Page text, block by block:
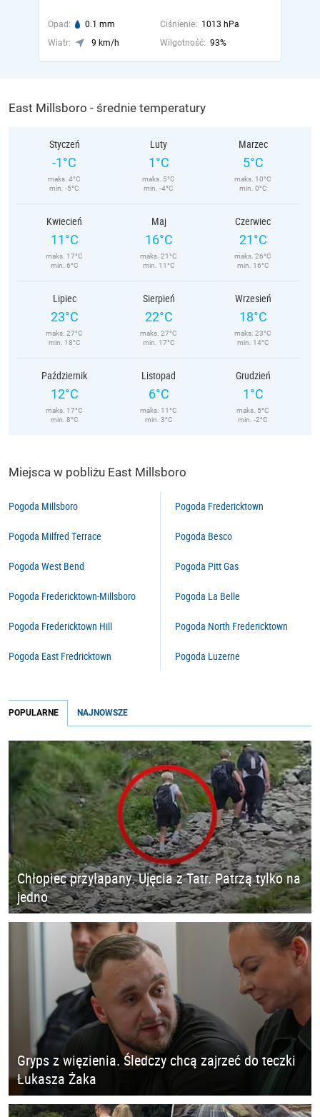
Opad: 0.1 mm Ciśnienie: 1013 hPa
Wiatr:
9 km/h Wilgotność: 93%
East Millsboro - średnie temperatury
Styczeń
-1°C
maks. 4°C
min. -5°C
Luty
1°C
maks. 5°C
min. -4°C
Marzec
5°C
maks. 10°C
min. 0°C
Kwiecień
11°C
maks. 17°C
min. 6°C
Maj
16°C
maks. 21°C
min. 11°C
Czerwiec
21°C
maks. 26°C
min. 16°C
Lipiec
23°C
maks. 27°C
min. 18°C
Sierpień
22°C
maks. 27°C
min. 17°C
Wrzesień
18°C
maks. 23°C
min. 14°C
Październik
12°C
maks. 17°C
min. 8°C
Listopad
6°C
maks. 11°C
min. 3°C
Grudzień
1°C
maks. 5°C
min. -2°C
Miejsca w pobliżu East Millsboro
Pogoda Millsboro
Pogoda Milfred Terrace
Pogoda West Bend
Pogoda Fredericktown-Millsboro
Pogoda Fredericktown Hill
Pogoda East Fredricktown
Pogoda Fredericktown
Pogoda Besco
Pogoda Pitt Gas
Pogoda La Belle
Pogoda North Fredericktown
Pogoda Luzerne
POPULARNE NAJNOWSZE
Chłopiec przyłapany. Ujęcia z Tatr. Patrzą tylko na
jedno
Gryps z więzienia. Śledczy chcą zajrzeć do teczki
Łukasza Żaka